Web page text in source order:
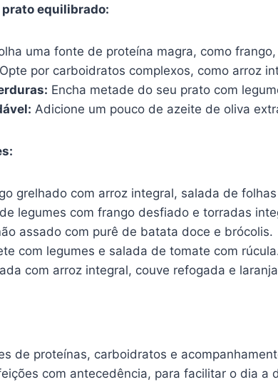
equilibrado:
uma fonte de proteína magra, como
Opte por carboidratos complexos, como arroz
Encha metade do seu prato com
Adicione um pouco de azeite de oliva
grelhado com arroz integral, salada de
legumes com frango desfiado e torradas
assado com purê de batata doce e brócolis.
com legumes e salada de tomate com
com arroz integral, couve refogada e
de proteínas, carboidratos e
com antecedência, para facilitar o dia a